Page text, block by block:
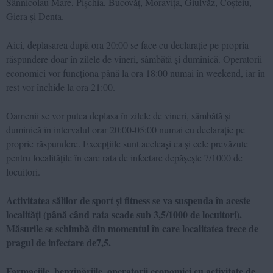
Giera și Denta.
Aici, deplasarea după ora 20:00 se face cu declarație pe propria
răspundere doar în zilele de vineri, sâmbătă și duminică. Operatorii
economici vor funcționa până la ora 18:00 numai în weekend, iar în
rest vor închide la ora 21:00.
Oamenii se vor putea deplasa în zilele de vineri, sâmbătă și
duminică în intervalul orar 20:00-05:00 numai cu declarație pe
proprie răspundere. Excepțiile sunt aceleași ca și cele prevăzute
pentru localitățile în care rata de infectare depășește 7/1000 de
locuitori.
Activitatea sălilor de sport și fitness se va suspenda în aceste
localități (până când rata scade sub 3,5/1000 de locuitori).
Măsurile se schimbă din momentul în care localitatea trece de
pragul de infectare de7,5.